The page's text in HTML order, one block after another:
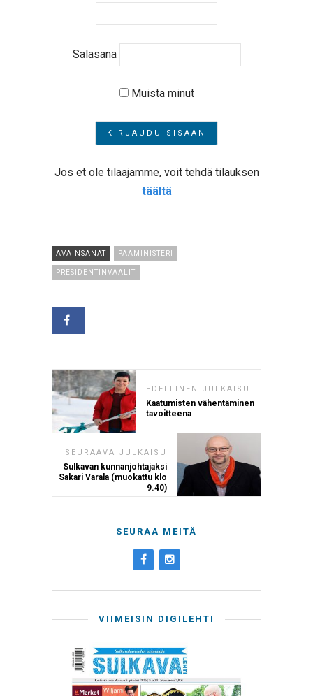
Salasana
Muista minut
Jos et ole tilaajamme, voit tehdä tilauksen
täältä
AVAINSANAT PÄÄMINISTERI
PRESIDENTINVAALIT
EDELLINEN JULKAISU
Kaatumisten vähentäminen
tavoitteena
SEURAAVA JULKAISU
Sulkavan kunnanjohtajaksi
Sakari Varala (muokattu klo
9.40)
SEURAA MEITÄ
VIIMEISIN DIGILEHTI